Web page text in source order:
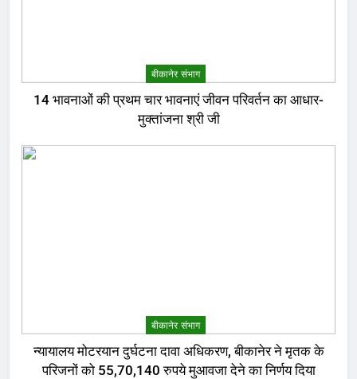
बीकानेर संभाग
14 भावनाओं की प्रथम चार भावनाएं जीवन परिवर्तन का आधार-
मुक्तांजना श्री जी
बीकानेर संभाग
न्यायालय मोटरयान दुर्घटना दावा अधिकरण, बीकानेर ने मृतक के
परिजनों को 55,70,140 रुपये मुआवजा देने का निर्णय दिया